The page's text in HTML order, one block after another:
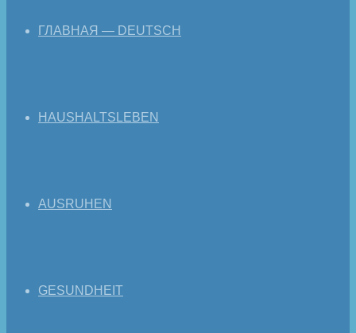
ГЛАВНАЯ — DEUTSCH
HAUSHALTSLEBEN
AUSRUHEN
GESUNDHEIT